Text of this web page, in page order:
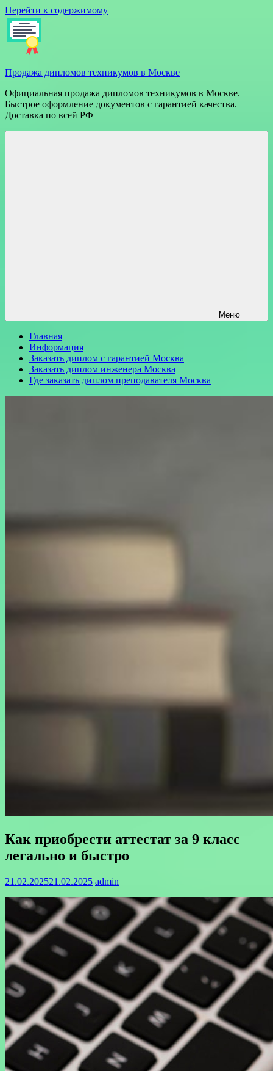
Перейти к содержимому
Продажа дипломов техникумов в Москве
Официальная продажа дипломов техникумов в Москве.
Быстрое оформление документов с гарантией качества.
Доставка по всей РФ
Меню
Главная
Информация
Заказать диплом с гарантией Москва
Заказать диплом инженера Москва
Где заказать диплом преподавателя Москва
Как приобрести аттестат за 9 класс
легально и быстро
21.02.202521.02.2025 admin